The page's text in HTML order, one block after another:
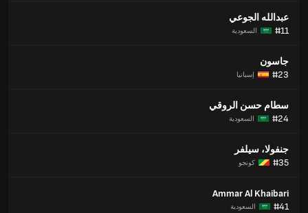
عبدالله الجوعي
#11
السعودية
جاسون
#23
إسبانيا
سطام حسن الروقي
#24
السعودية
جنفولا، سيلفر
#35
كونجو
Ammar Al Khaibari
#41
السعودية